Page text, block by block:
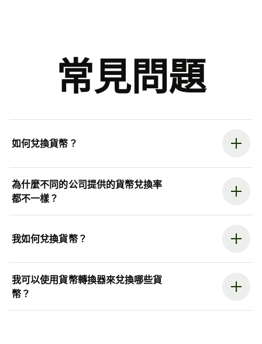
常見問題
如何兌換貨幣？
為什麼不同的公司提供的貨幣兌換率
都不一樣？
我如何兌換貨幣？
我可以使用貨幣轉換器來兌換哪些貨
幣？